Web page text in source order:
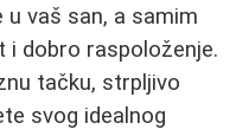
u vaš san, a samim
i dobro raspoloženje.
tačku, strpljivo
svog idealnog